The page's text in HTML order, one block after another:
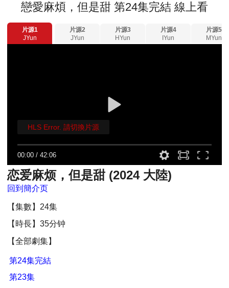
戀愛麻煩，但是甜 第24集完結 線上看
片源1
JYun
片源2
JYun
片源3
HYun
片源4
IYun
片源5
MYun
00:00 /42:06
HLS Error. 請切換片源
恋爱麻烦，但是甜 (2024 大陸)
回到簡介页
【集數】24集
【時長】35分钟
【全部劇集】
第24集完結
第23集